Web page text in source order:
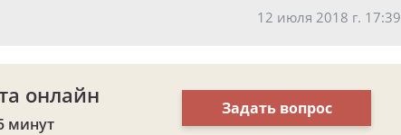
12 июля 2018 г. 17:39
онлайн
минут
Задать вопрос